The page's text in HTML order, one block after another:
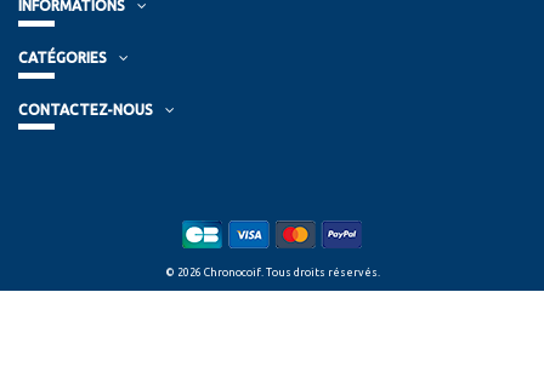
INFORMATIONS
CATÉGORIES
CONTACTEZ-NOUS
© 2026 Chronocoif. Tous droits réservés.